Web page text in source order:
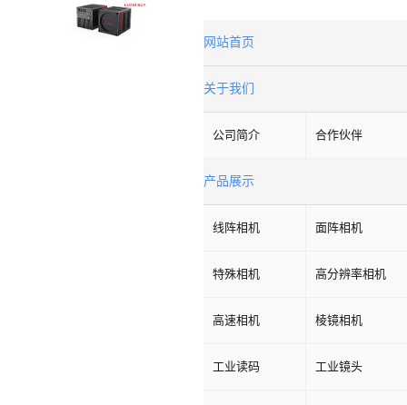
网站首页
关于我们
公司简介 合作伙伴
产品展示
线阵相机 面阵相机
特殊相机 高分辨率相机
高速相机 棱镜相机
工业读码 工业镜头